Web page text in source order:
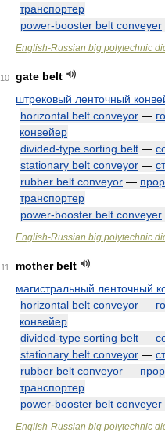
транспортер
power-booster belt conveyer
English-Russian big polytechnic
10
gate belt
штрековый ленточный
horizontal belt conveyor —
конвейер
divided-type sorting belt —
stationary belt conveyor —
rubber belt conveyor —
транспортер
power-booster belt conveyer
English-Russian big polytechnic
11
mother belt
магистральный ленточный
horizontal belt conveyor —
конвейер
divided-type sorting belt —
stationary belt conveyor —
rubber belt conveyor —
транспортер
power-booster belt conveyer
English-Russian big polytechnic